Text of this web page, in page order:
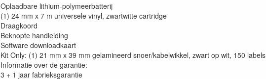
Oplaadbare lithium-polymeerbatterij
(1) 24 mm x 7 m universele vinyl, zwartwitte cartridge
Draagkoord
Beknopte handleiding
Software downloadkaart
Kit Only: (1) 21 mm x 39 mm gelamineerd snoer/kabelwikkel, zwart op wit, 150 labels
Informatie over de garantie:
3 + 1 jaar fabrieksgarantie